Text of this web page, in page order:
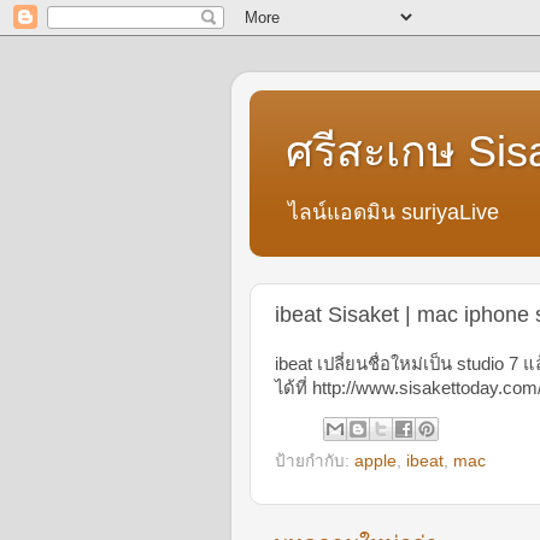
ศรีสะเกษ
ไลน์แอดมิน suriyaLive
ibeat Sisaket | mac iphone
ibeat เปลี่ยนชื่อใหม่เป็น studio 7
ได้ที่ http://
ป้ายกำกับ: apple ibeat mac